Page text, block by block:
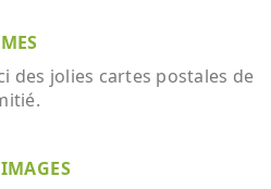
des jolies cartes postales de